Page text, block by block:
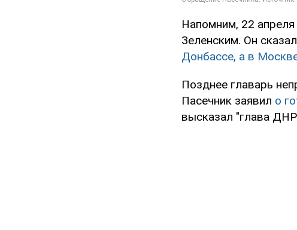
Напомним, 22
Зеленским. Он
Донбассе, а в
Позднее главарь
Пасечник заявил о
высказал "глава